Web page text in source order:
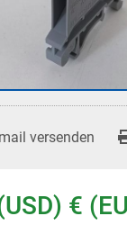
versenden
€